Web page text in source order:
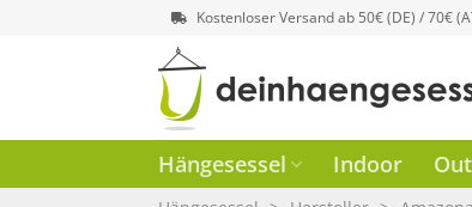
Kostenloser Versand ab 50€ (DE) / 70€
Hängesessel Indoor